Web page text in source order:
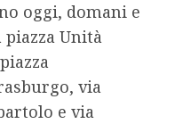
oggi, domani e
piazza Unità
via
e via